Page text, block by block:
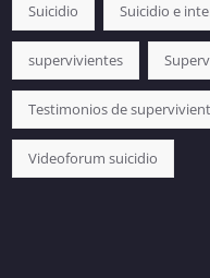
Suicidio Suicidio e
supervivientes
Testimonios de
Videoforum suicidio